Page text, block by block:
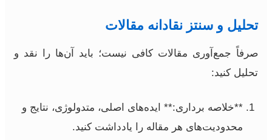
تحلیل و سنتز نقادانه مقالات
صرفاً جمع‌آوری مقالات کافی نیست؛ باید آن‌ها را نقد و
تحلیل کنید:
**خلاصه برداری:** ایده‌های اصلی، متدولوژی، نتایج و
محدودیت‌های هر مقاله را یادداشت کنید.